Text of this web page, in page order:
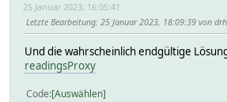
25 Januar 2023, 16:05:41
Letzte Bearbeitung: 25 Januar 2023, 18:09:39 von
Und die wahrscheinlich endgültige
readingsProxy
Code Auswählen